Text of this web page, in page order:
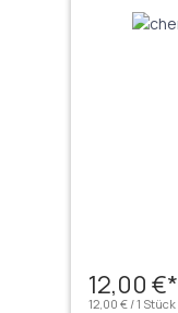
12,00 €*
12,00 € / 1 Stück